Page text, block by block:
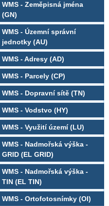
WMS - Zeměpisná jména
(GN)
WMS - Územní správní
jednotky (AU)
WMS - Adresy (AD)
WMS - Parcely (CP)
WMS - Dopravní sítě (TN)
WMS - Vodstvo (HY)
WMS - Využití území (LU)
WMS - Nadmořská výška -
GRID (EL GRID)
WMS - Nadmořská výška -
TIN (EL TIN)
WMS - Ortofotosnímky (OI)